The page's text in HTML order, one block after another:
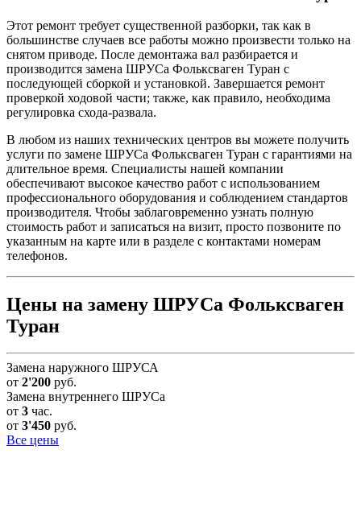
Этот ремонт требует существенной разборки, так как в
большинстве случаев все работы можно произвести только на
снятом приводе. После демонтажа вал разбирается и
производится замена ШРУСа Фольксваген Туран с
последующей сборкой и установкой. Завершается ремонт
проверкой ходовой части; также, как правило, необходима
регулировка схода-развала.
В любом из наших технических центров вы можете получить
услуги по замене ШРУСа Фольксваген Туран с гарантиями на
длительное время. Специалисты нашей компании
обеспечивают высокое качество работ с использованием
профессионального оборудования и соблюдением стандартов
производителя. Чтобы заблаговременно узнать полную
стоимость работ и записаться на визит, просто позвоните по
указанным на карте или в разделе с контактами номерам
телефонов.
Цены на замену ШРУСа Фольксваген
Туран
Замена наружного ШРУСА
от 2'200 руб.
Замена внутреннего ШРУСа
от 3 час.
от 3'450 руб.
Все цены